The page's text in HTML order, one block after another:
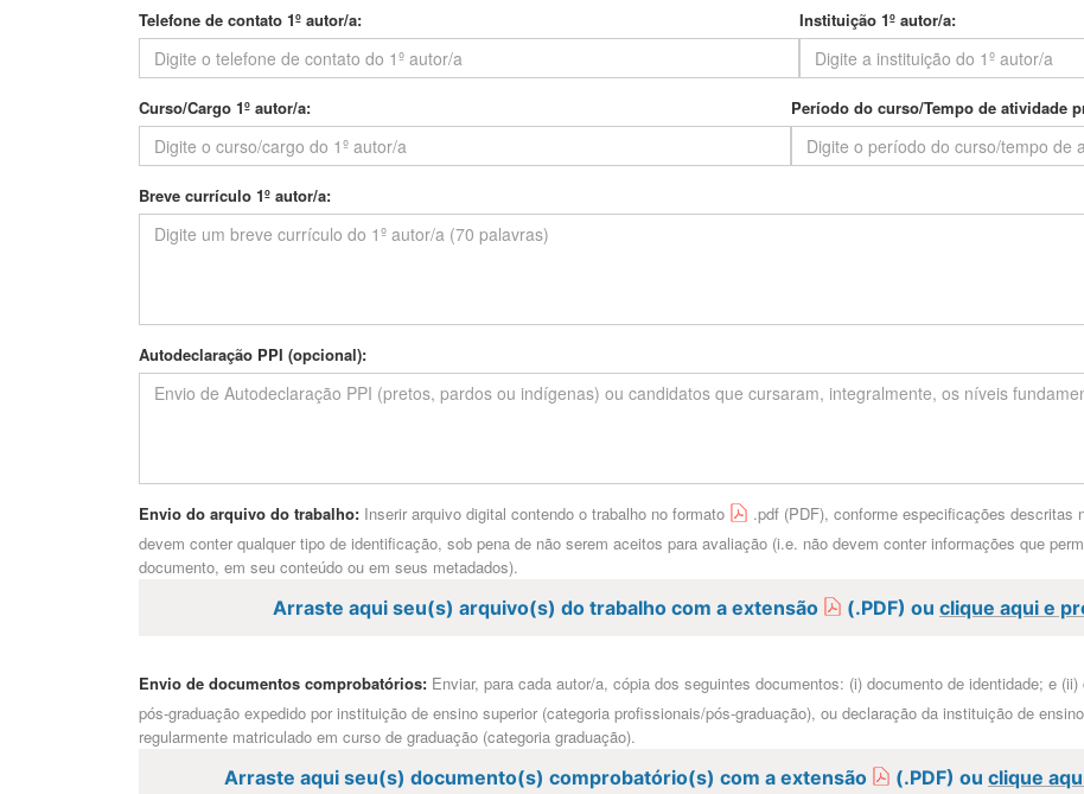
Telefone de contato 1º autor/a: Instituição 1º autor/a:
Curso/Cargo 1º autor/a: Período do curso/Tempo de atividade
Breve currículo 1º autor/a:
Autodeclaração PPI (opcional):
Envio do arquivo do trabalho: Inserir arquivo digital contendo o trabalho no formato
.pdf (PDF), conforme especificações
devem conter qualquer tipo de identificação, sob pena de não serem aceitos para avaliação (i.e. não devem conter informações que
documento, em seu conteúdo ou em seus metadados).
Arraste aqui seu(s) arquivo(s) do trabalho com a extensão (.PDF) ou clique aqui e
Envio de documentos comprobatórios: Enviar, para cada autor/a, cópia dos seguintes documentos: (i) documento de identidade; e
pós-graduação expedido por instituição de ensino superior (categoria profissionais/pós-graduação), ou declaração da instituição de
regularmente matriculado em curso de graduação (categoria graduação).
Arraste aqui seu(s) documento(s) comprobatório(s) com a extensão (.PDF) ou clique